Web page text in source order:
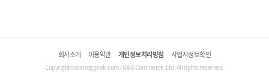
회사소개 이용약관 개인정보처리방침 사업자정보확인
Copyright©domeggook.com / G&G Commerce, Ltd. All rights reserved.